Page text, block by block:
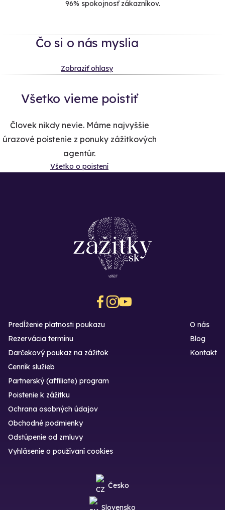
96% spokojnosť zákazníkov.
Čo si o nás myslia
Zobraziť ohlasy
Všetko vieme poistiť
Človek nikdy nevie. Máme najvyššie
úrazové poistenie z ponuky zážitkových
agentúr.
Všetko o poistení
Predĺženie platnosti poukazu
Rezervácia termínu
Darčekový poukaz na zážitok
O nás
Blog
Kontakt
Cenník služieb
Partnerský (affiliate) program
Poistenie k zážitku
Ochrana osobných údajov
Obchodné podmienky
Odstúpenie od zmluvy
Vyhlásenie o používaní cookies
Česko
Slovensko